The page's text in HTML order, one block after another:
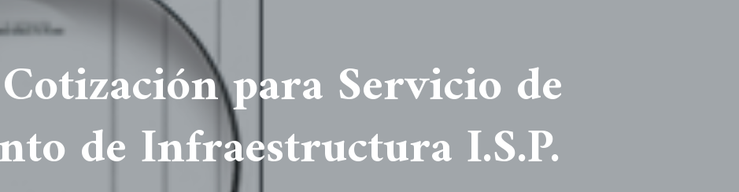
para Servicio de
de Infraestructura I.S.P.